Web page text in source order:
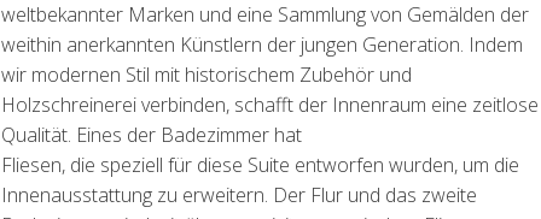
weltbekannter Marken und eine Sammlung von Gemälden der
weithin anerkannten Künstlern der jungen Generation. Indem
wir modernen Stil mit historischem Zubehör und
Holzschreinerei verbinden, schafft der Innenraum eine zeitlose
Qualität. Eines der Badezimmer hat
Fliesen, die speziell für diese Suite entworfen wurden, um die
Innenausstattung zu erweitern. Der Flur und das zweite